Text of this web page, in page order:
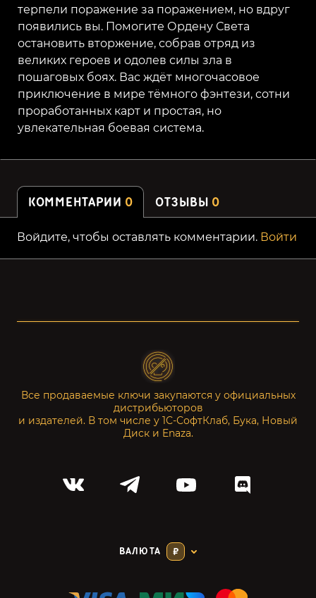
терпели поражение за поражением, но вдруг
появились вы. Помогите Ордену Света
остановить вторжение, собрав отряд из
великих героев и одолев силы зла в
пошаговых боях. Вас ждёт многочасовое
приключение в мире тёмного фэнтези, сотни
проработанных карт и простая, но
увлекательная боевая система.
КОММЕНТАРИИ 0 ОТЗЫВЫ 0
Войдите, чтобы оставлять комментарии. Войти
Все продаваемые ключи закупаются у официальных
дистрибьюторов
и издателей. В том числе у 1С-СофтКлаб, Бука, Новый
Диск и Enaza.
ВАЛЮТА ₽